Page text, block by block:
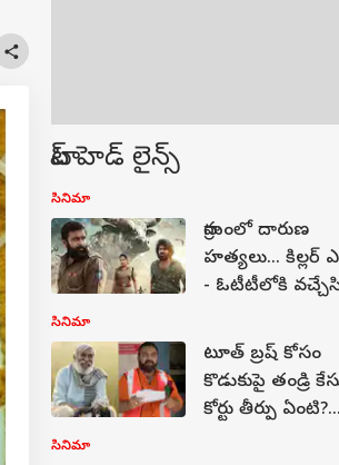
టాప్ హెడ్ లైన్స్
సినిమా
గ్రామంలో దారుణ
హత్యలు... కిల్లర్
- ఓటీటీలోకి
డోంట్ మిస్
సినిమా
టూత్ బ్రష్ కోసం
కొడుకుపై తండ్రి
కోర్టు తీర్పు ఏంటి?...
సినిమా